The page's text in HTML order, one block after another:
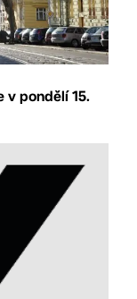
v pondělí 15.